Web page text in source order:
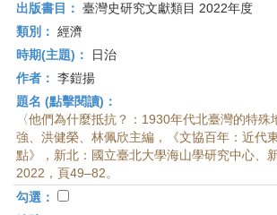
出版書目： 臺灣史研究文獻類目 2022年度
類別： 經濟
時期(主題)：
日治
作者： 李鎧揚
題名 (點擊閱讀)：
〈他們為什麼抵抗？：1930年代北臺灣的特殊
強、洪健榮、林佩欣主編，《文協百年：近代
點》，新北：國立臺北大學海山學研究中心、
2022，頁49–82。
勾選：